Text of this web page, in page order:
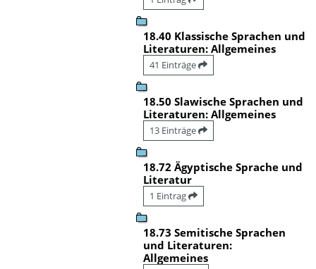
18.40 Klassische Sprachen und
Literaturen: Allgemeines
41 Einträge
18.50 Slawische Sprachen und
Literaturen: Allgemeines
13 Einträge
18.72 Ägyptische Sprache und
Literatur
1 Eintrag
18.73 Semitische Sprachen
und Literaturen:
Allgemeines